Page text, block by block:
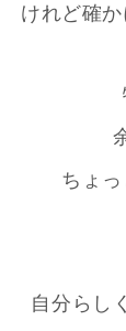
けれど確
ちょ
自分らし